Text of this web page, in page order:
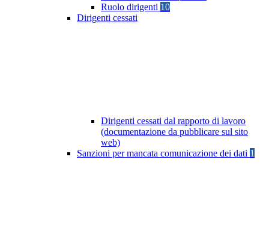
Ruolo dirigenti 10
Dirigenti cessati
Dirigenti cessati dal rapporto di lavoro
(documentazione da pubblicare sul sito
web)
Sanzioni per mancata comunicazione dei dati 1